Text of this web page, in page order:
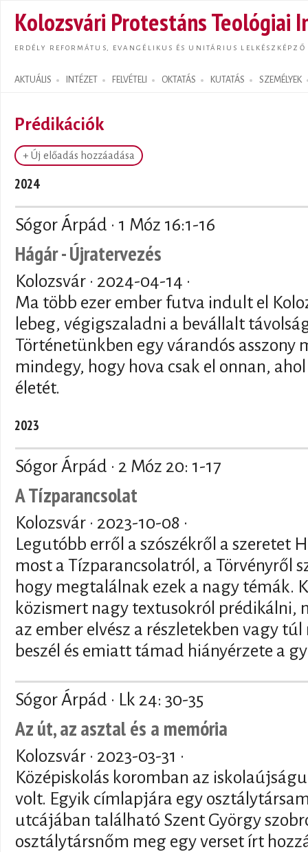
Kolozsvári Protestáns Teológiai
ERDÉLY REFORMÁTUS, EVANGÉLIKUS ÉS UNITÁRIUS LELKÉSZKÉPZŐ
AKTUÁLIS INTÉZET FELVÉTELI OKTATÁS KUTATÁS SZEMÉLYEK
Search form
Prédikációk
+ Új előadás hozzáadása
2024
Sógor Árpád · 1 Móz 16:1-16
Hágár - Újratervezés
Kolozsvár · 2024-04-14 ·
Ma több ezer ember futva indult el
lebeg, végigszaladni a bevállalt
Történetünkben egy várandós asszony
mindegy, hogy hova csak el onnan,
életét.
2023
Sógor Árpád · 2 Móz 20: 1-17
A Tízparancsolat
Kolozsvár · 2023-10-08 ·
Legutóbb erről a szószékről a szeretet
most a Tízparancsolatról, a Törvényről
hogy megtalálnak ezek a nagy témák.
közismert nagy textusokról prédikálni,
az ember elvész a részletekben vagy
beszél és emiatt támad hiányérzete a
Sógor Árpád · Lk 24: 30-35
Az út, az asztal és a memória
Kolozsvár · 2023-03-31 ·
Középiskolás koromban az
volt. Egyik címlapjára egy
utcájában található Szent György
osztálytársnőm meg egy verset írt